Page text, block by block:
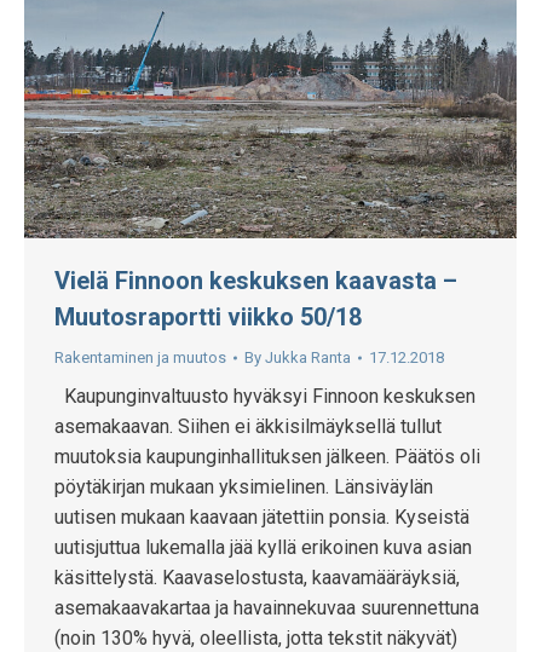
Vielä Finnoon keskuksen kaavasta –
Muutosraportti viikko 50/18
Rakentaminen ja muutos By Jukka Ranta 17.12.2018
Kaupunginvaltuusto hyväksyi Finnoon keskuksen
asemakaavan. Siihen ei äkkisilmäyksellä tullut
muutoksia kaupunginhallituksen jälkeen. Päätös oli
pöytäkirjan mukaan yksimielinen. Länsiväylän
uutisen mukaan kaavaan jätettiin ponsia. Kyseistä
uutisjuttua lukemalla jää kyllä erikoinen kuva asian
käsittelystä. Kaavaselostusta, kaavamääräyksiä,
asemakaavakartaa ja havainnekuvaa suurennettuna
(noin 130% hyvä, oleellista, jotta tekstit näkyvät)